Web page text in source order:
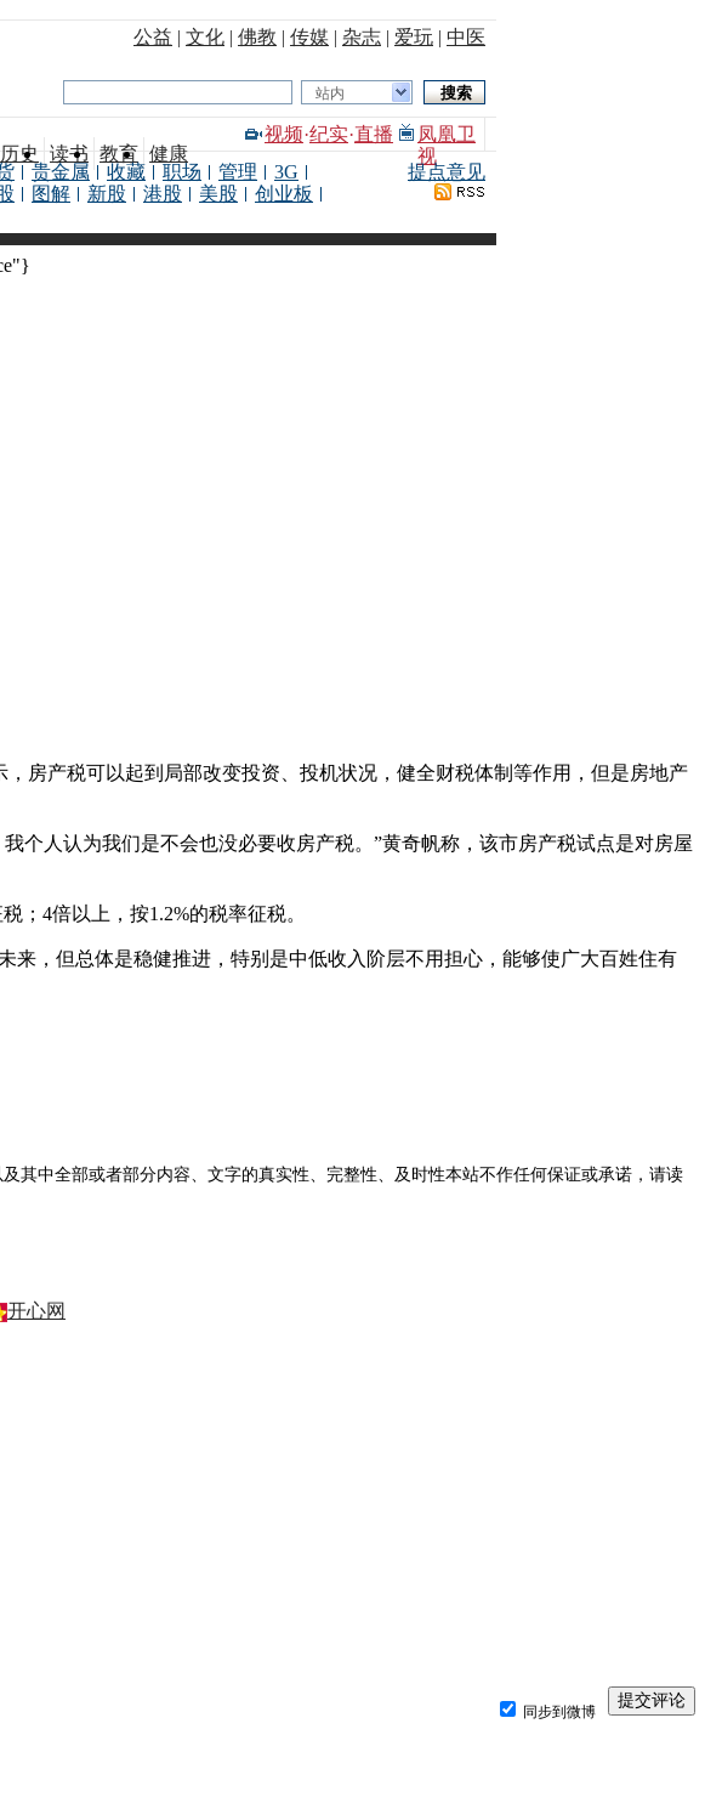
公益 | 文化 | 佛教 | 传媒 | 杂志 | 爱玩 | 中医
站内
历史 读书 教育 健康
视频·纪实·直播
凤凰卫
视
贵金属 收藏 职场 管理
3G
图解 新股 港股 美股
创业板
提点意见
房产税可以起到局部改变投资、投机状况，健全财税体制等作用，但是房地产
我个人认为我们是不会也没必要收房产税。”黄奇帆称，该市房产税试点是对房屋
；4倍以上，按1.2%的税率征税。
，但总体是稳健推进，特别是中低收入阶层不用担心，能够使广大百姓住有
其中全部或者部分内容、文字的真实性、完整性、及时性本站不作任何保证或承诺，请读
开心网
同步到微博